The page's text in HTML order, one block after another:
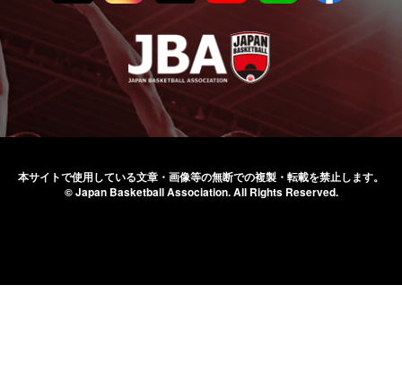
本サイトで使用している文章・画像等の無断での複製・転載を禁止します。
© Japan Basketball Association.All Rights Reserved.